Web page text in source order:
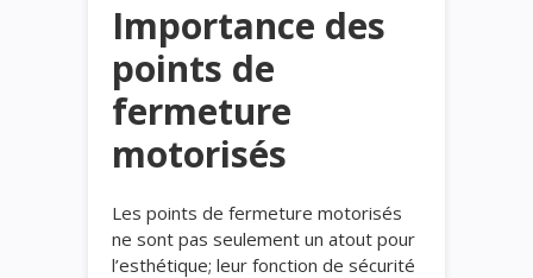
Importance des
points de
fermeture
motorisés
Les points de fermeture motorisés
ne sont pas seulement un atout pour
l’esthétique; leur fonction de sécurité